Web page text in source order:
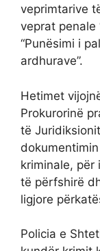
veprimtarive
veprat penale
“Punësimi i
ardhurave”.
Hetimet
Prokurorinë
të
kriminale,
të përfshirë
ligjore
Policia e